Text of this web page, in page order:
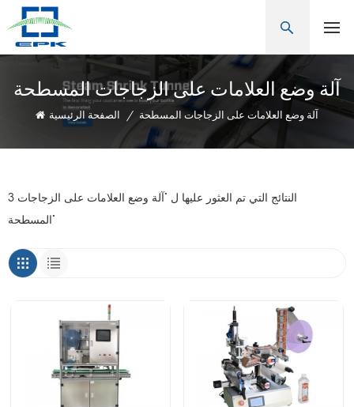
آلة وضع العلامات على الزجاجات المسطحة
الصفحة الرئيسية / آلة وضع العلامات على الزجاجات المسطحة
3 النتائج التي تم العثور عليها ل "آلة وضع العلامات على الزجاجات